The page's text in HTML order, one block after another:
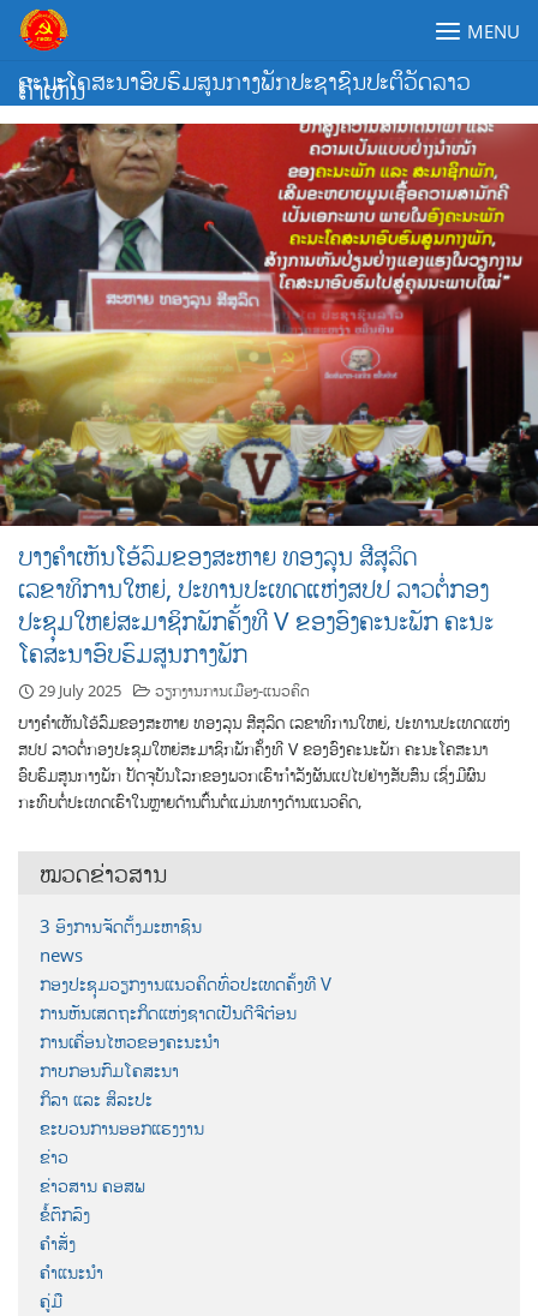
Skip
content
ຄະນະໂຄສະນາອົບຮົມສູນກາງພັກປະຊາຊົນປະຕິວັດລາວ
MENU
ຄຳເຫັນ
ບາງຄຳເຫັນໂອ້ລົມຂອງສະຫາຍ ທອງລຸນ ສີສຸລິດ
ເລຂາທິການໃຫຍ່, ປະທານປະເທດແຫ່ງສປປ ລາວຕໍ່ກອງ
ປະຊຸມໃຫຍ່ສະມາຊິກພັກຄັ້ງທີ V ຂອງອົງຄະນະພັກ ຄະນະ
ໂຄສະນາອົບຮົມສູນກາງພັກ
29 July 2025 ວຽກງານການເມືອງ-ແນວຄິດ
ບາງຄຳເຫັນໂອ້ລົມຂອງສະຫາຍ ທອງລຸນ ສີສຸລິດ ເລຂາທິການໃຫຍ່, ປະທານປະເທດແຫ່ງ
ສປປ ລາວຕໍ່ກອງປະຊຸມໃຫຍ່ສະມາຊິກພັກຄັ້ງທີ V ຂອງອົງຄະນະພັກ ຄະນະໂຄສະນາ
ອົບຮົມສູນກາງພັກ ປັດຈຸບັນໂລກຂອງພວກເຮົາກຳລັງຜັນແປໄປຢ່າງສັບສົນ ເຊິ່ງມີຜົນ
ກະທົບຕໍ່ປະເທດເຮົາໃນຫຼາຍດ້ານຕົ້ນຕໍແມ່ນທາງດ້ານແນວຄິດ,
ໝວດຂ່າວສານ
3 ອົງການຈັດຕັ້ງມະຫາຊົນ
news
ກອງປະຊຸມວຽກງານແນວຄິດທົ່ວປະເທດຄັ້ງທີ V
ການຫັນເສດຖະກິດແຫ່ງຊາດເປັນດີຈີຕ໋ອນ
ການເຄື່ອນໄຫວຂອງຄະນະນຳ
ກາບກອນກົມໂຄສະນາ
ກິລາ ແລະ ສິລະປະ
ຂະບວນການອອກແຮງງານ
ຂ່າວ
ຂ່າວສານ ຄອສພ
ຂໍ້ຕົກລົງ
ຄຳສັ່ງ
ຄຳແນະນຳ
ຄູ່ມື